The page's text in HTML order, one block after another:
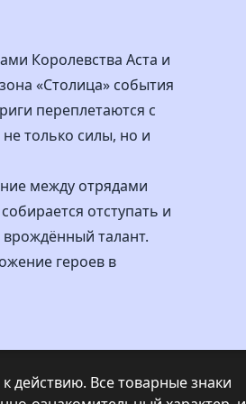
Королевства Аста и
«Столица» события
переплетаются с
только силы, но и
между отрядами
отступать и
врождённый талант.
героев в
действию. Все товарные знаки